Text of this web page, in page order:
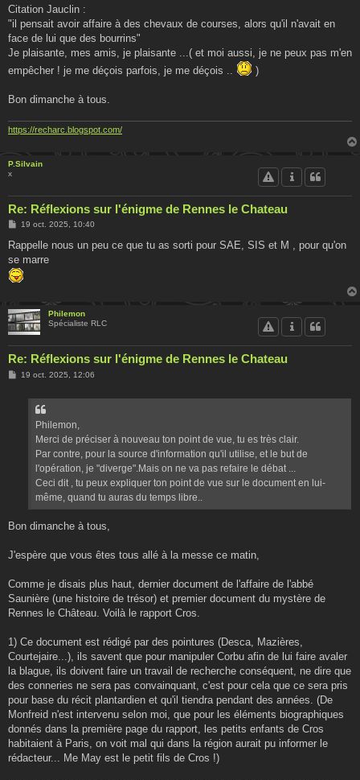
Citation Jauclin :
"il pensait avoir affaire à des chevaux de courses, alors qu'il n'avait en
face de lui que des bourrins"
Je plaisante, mes amis, je plaisante ...( et moi aussi, je ne peux pas m'en
empêcher ! je me déçois parfois, je me déçois ..
)
Bon dimanche à tous.
https://recharc.blogspot.com/
P.Silvain
x
Re: Réflexions sur l'énigme de Rennes le Chateau
M
s
a
g
e
19 oct. 2025, 10:40
Rappelle nous un peu ce que tu as sorti pour SAE, SIS et M , pour qu'on
se marre
Philemon
Spécialiste RLC
Re: Réflexions sur l'énigme de Rennes le Chateau
M19 oct. 2025, 12:06
Philemon,
Merci de préciser à nouveau ton point de vue, tu es très clair.
Par contre, pour la source d'information qu'il utilise, et le but de
l'opération, je "diverge".Mais on ne va pas refaire le débat ...
Ceci dit , tu peux expliquer ton point de vue sur le document en lui-
même, quand tu auras du temps libre..
Bon dimanche à tous,
J'espère que vous êtes tous allé à la messe ce matin,
Comme je disais plus haut, dernier document de l'affaire de l'abbé
Saunière (une histoire de trésor) et premier document du mystère de
Rennes le Château. Voilà le rapport Cros.
1) Ce document est rédigé par des pointures (Desca, Mazières,
Courtejaire...), ils savent que pour manipuler Corbu afin de lui faire avaler
la blague, ils doivent faire un travail de recherche conséquent, ne dire que
des conneries ne sera pas convainquant, c'est pour cela que ce sera pris
pour base du récit plantardien et qu'il tiendra pendant des années. (De
Monfreid n'est intervenu selon moi, que pour les éléments biographiques
donnés dans la première page du rapport, les petits enfants de Cros
habitaient à Paris, on voit mal qui dans la région aurait pu informer le
rédacteur... Me May est le petit fils de Cros !)